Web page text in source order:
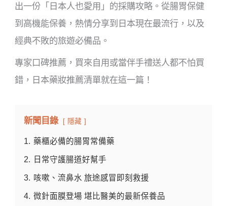
出一份「日本人也愛用」的採購攻略。從腸胃保健
到高機能保養，熱情分享到日本現在最流行，以及
經典不敗的旅遊必備品。
專家口碑推薦，買來自用或當伴手禮送人都不怕買
錯，日本藥妝推薦清單就在這一篇！
新聞目錄 隱藏
1. 藥櫃必備的腸胃常備藥
2. 日常守護腸道好幫手
3. 咳嗽、流鼻水 旅途感冒即刻救援
4. 微針面膜登場 堪比醫美的最新保養品